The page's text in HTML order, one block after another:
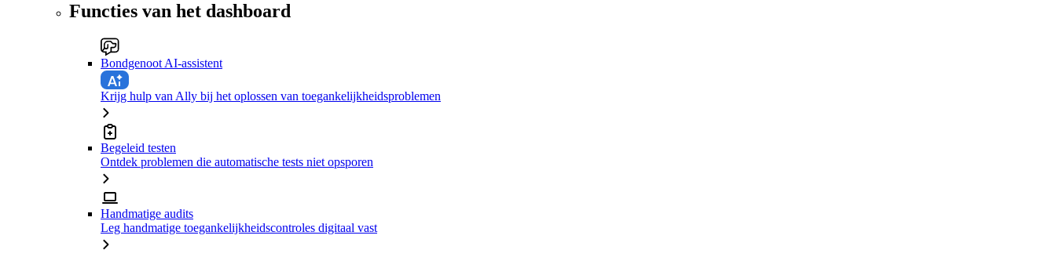
Functies van het dashboard
Bondgenoot AI-assistent
Krijg hulp van Ally bij het oplossen van toegankelijkheidsproblemen
Begeleid testen
Ontdek problemen die automatische tests niet opsporen
Handmatige audits
Leg handmatige toegankelijkheidscontroles digitaal vast